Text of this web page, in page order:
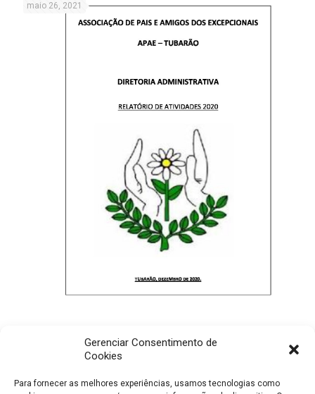
Gerenciar Consentimento de
Cookies
Para fornecer as melhores experiências, usamos tecnologias como
maio 26, 2021
Relatório Administrativo APAE – 2020